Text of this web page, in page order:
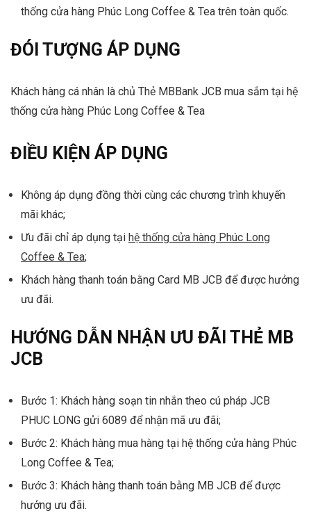
thống cửa hàng Phúc Long Coffee & Tea trên toàn quốc.
ĐÓI TƯỢNG ÁP DỤNG
Khách hàng cá nhân là chủ Thẻ MBBank JCB mua sắm tại hệ
thống cửa hàng Phúc Long Coffee & Tea
ĐIỀU KIỆN ÁP DỤNG
Không áp dụng đồng thời cùng các chương trình khuyến
mãi khác;
Ưu đãi chỉ áp dụng tại hệ thống cửa hàng Phúc Long
Coffee & Tea;
Khách hàng thanh toán bằng Card MB JCB để được hưởng
ưu đãi.
HƯỚNG DẪN NHẬN ƯU ĐÃI THẺ MB
JCB
Bước 1: Khách hàng soạn tin nhắn theo cú pháp JCB
PHUC LONG gửi 6089 để nhận mã ưu đãi;
Bước 2: Khách hàng mua hàng tại hệ thống cửa hàng Phúc
Long Coffee & Tea;
Bước 3: Khách hàng thanh toán bằng MB JCB để được
hưởng ưu đãi.